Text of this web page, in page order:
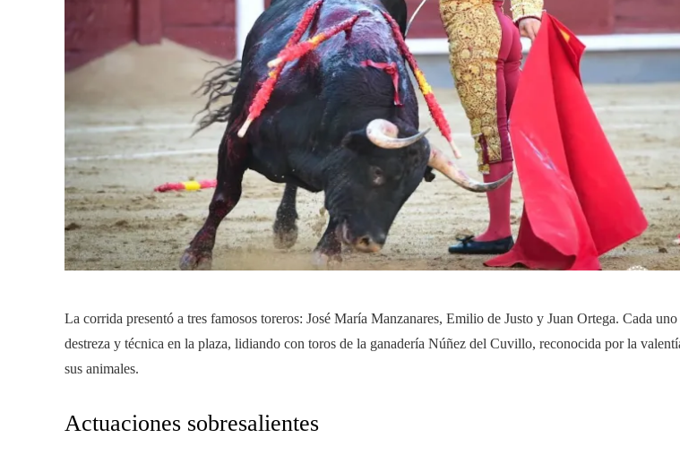
La corrida presentó a tres famosos toreros: José María Manzanares, Emilio de Justo y Juan Ortega. Cada uno
destreza y técnica en la plaza, lidiando con toros de la ganadería Núñez del Cuvillo, reconocida por la
sus animales.
Actuaciones sobresalientes